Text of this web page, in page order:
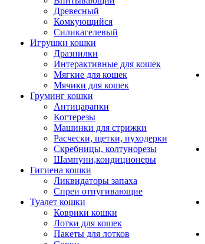
Древесный
Комкующийся
Силикагелевый
Игрушки кошки
Дразнилки
Интерактивные для кошек
Мягкие для кошек
Мячики для кошек
Груминг кошки
Антицарапки
Когтерезы
Машинки для стрижки
Расчески, щетки, пуходерки
Скребницы, колтунорезы
Шампуни,кондиционеры
Гигиена кошки
Ликвидаторы запаха
Спреи отпугивающие
Туалет кошки
Коврики кошки
Лотки для кошек
Пакеты для лотков